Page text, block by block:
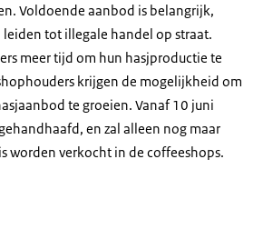
Voldoende aanbod is belangrijk,
tot illegale handel op straat.
meer tijd om hun hasjproductie te
krijgen de mogelijkheid om
te groeien. Vanaf 10 juni
en zal alleen nog maar
worden verkocht in de coffeeshops.